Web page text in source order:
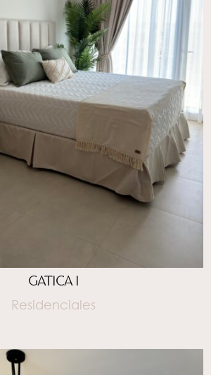
GATICA I
Residenciales